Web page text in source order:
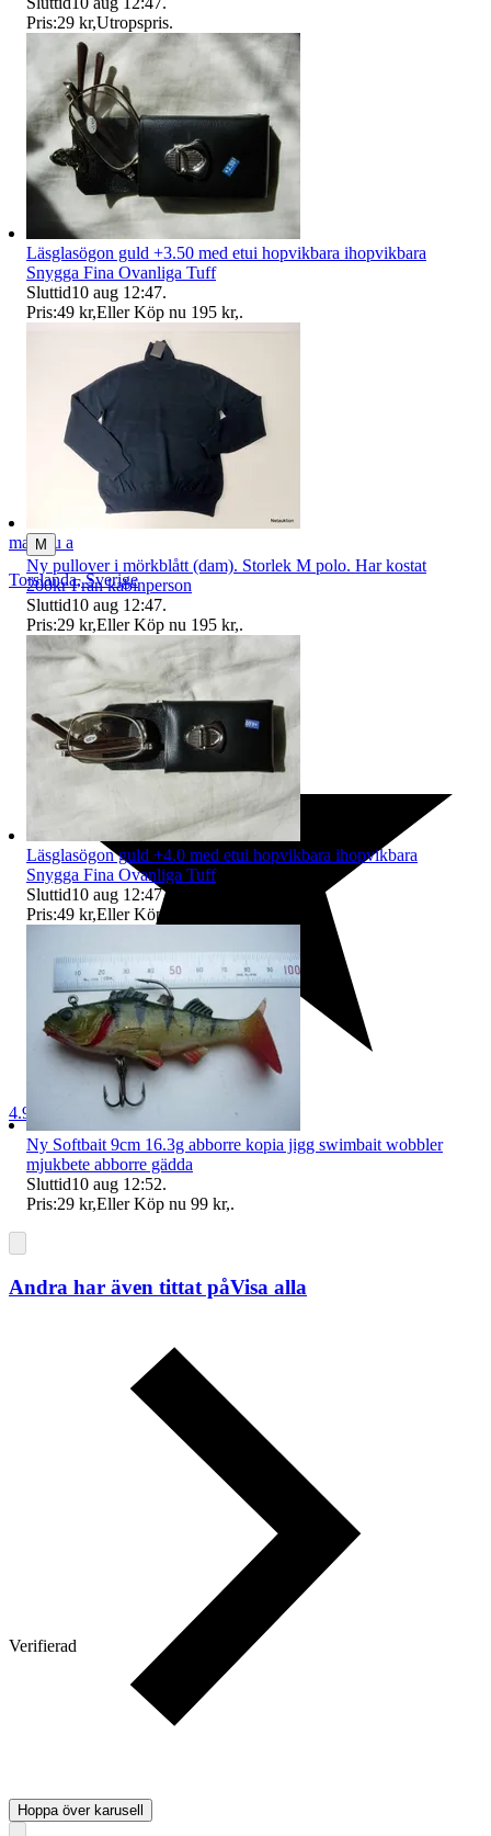
markku a
Torslanda,Sverige
4.9
Verifierad
Pris:29 kr,Utropspris.
Läsglasögon guld +3.50 med etui hopvikbara ihopvikbara
Snygga Fina Ovanliga Tuff
Sluttid10 aug 12:47.
Pris:49 kr,Eller Köp nu 195 kr,.
M
Ny pullover i mörkblått (dam). Storlek M polo. Har kostat
200kr Från kabinperson
Sluttid10 aug 12:47.
Pris:29 kr,Eller Köp nu 195 kr,.
Läsglasögon guld +4.0 med etui hopvikbara ihopvikbara
Snygga Fina Ovanliga Tuff
Sluttid10 aug 12:47.
Pris:49 kr,Eller Köp nu
Ny Softbait 9cm 16.3g abborre kopia jigg swimbait wobbler
mjukbete abborre gädda
Sluttid10 aug 12:52.
Pris:29 kr,Eller Köp nu 99 kr,.
Andra har även tittat påVisa alla
Hoppa över karusell